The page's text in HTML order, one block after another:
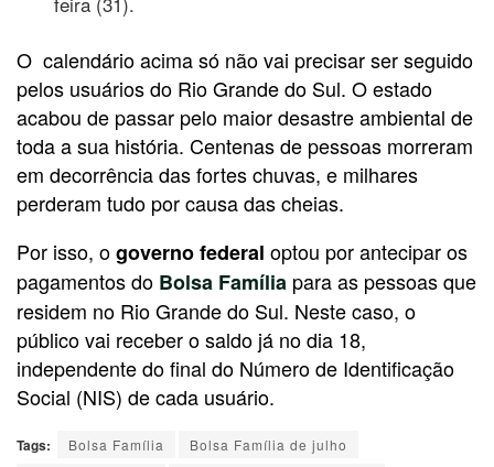
O calendárioacima só não vai precisar ser seguido
pelos usuários do Rio Grande do Sul. O estado
acabou de passar pelo maior desastre ambiental de
toda a sua história. Centenas de pessoas morreram
em decorrência das fortes chuvas, e milhares
perderam tudo por causa das cheias.
Por isso, ogoverno federal optou por antecipar os
pagamentos do Bolsa Família para as pessoas que
residem no Rio Grande do Sul. Neste caso, o
público vai receber o saldo já no dia 18,
independente do final do Número de Identificação
Social (NIS) de cada usuário.
Tags: Bolsa Família
Bolsa Família de julho